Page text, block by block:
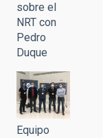
sobre el
NRT con
Pedro
Duque
Equipo